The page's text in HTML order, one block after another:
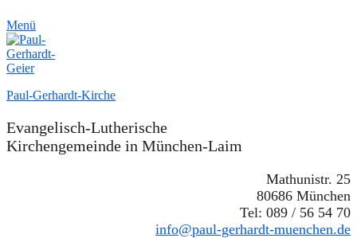
Menü
Paul-Gerhardt-Kirche
Evangelisch-Lutherische
Kirchengemeinde in München-Laim
Mathunistr. 25
80686 München
Tel: 089 / 56 54 70
info@paul-gerhardt-muenchen.de